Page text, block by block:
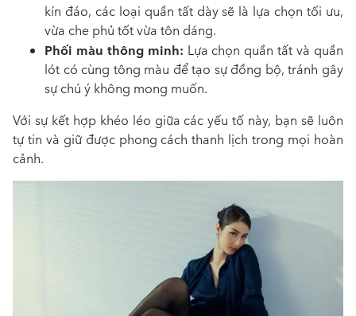
kín đáo, các loại quần tất dày sẽ là lựa chọn tối ưu,
vừa che phủ tốt vừa tôn dáng.
Phối màu thông minh: Lựa chọn quần tất và quần
lót có cùng tông màu để tạo sự đồng bộ, tránh gây
sự chú ý không mong muốn.
Với sự kết hợp khéo léo giữa các yếu tố này, bạn sẽ luôn
tự tin và giữ được phong cách thanh lịch trong mọi hoàn
cảnh.